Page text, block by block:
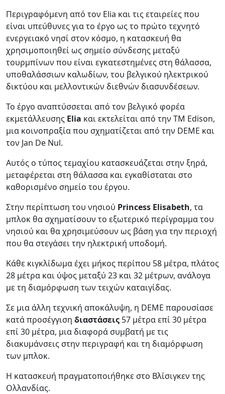
Περιγραφόμενη από τον Elia και τις εταιρείες που
είναι υπεύθυνες για το έργο ως το πρώτο τεχνητό
ενεργειακό νησί στον κόσμο, η κατασκευή θα
χρησιμοποιηθεί ως σημείο σύνδεσης μεταξύ
τουρμπίνων που είναι εγκατεστημένες στη θάλασσα,
υποθαλάσσιων καλωδίων, του βελγικού ηλεκτρικού
δικτύου και μελλοντικών διεθνών διασυνδέσεων.
Το έργο αναπτύσσεται από τον βελγικό φορέα
εκμετάλλευσης Elia και εκτελείται από την TM Edison,
μια κοινοπραξία που σχηματίζεται από την DEME και
τον Jan De Nul.
Αυτός ο τύπος τεμαχίου κατασκευάζεται στην ξηρά,
μεταφέρεται στη θάλασσα και εγκαθίσταται στο
καθορισμένο σημείο του έργου.
Στην περίπτωση του νησιού Princess Elisabeth, τα
μπλοκ θα σχηματίσουν το εξωτερικό περίγραμμα του
νησιού και θα χρησιμεύσουν ως βάση για την περιοχή
που θα στεγάσει την ηλεκτρική υποδομή.
Κάθε κιγκλίδωμα έχει μήκος περίπου 58 μέτρα, πλάτος
28 μέτρα και ύψος μεταξύ 23 και 32 μέτρων, ανάλογα
με τη διαμόρφωση των τειχών καταιγίδας.
Σε μια άλλη τεχνική αποκάλυψη, η DEME παρουσίασε
κατά προσέγγιση διαστάσεις 57 μέτρα επί 30 μέτρα
επί 30 μέτρα, μια διαφορά συμβατή με τις
διακυμάνσεις στην περιγραφή και τη διαμόρφωση
των μπλοκ.
Η κατασκευή πραγματοποιήθηκε στο Βλίσιγκεν της
Ολλανδίας.